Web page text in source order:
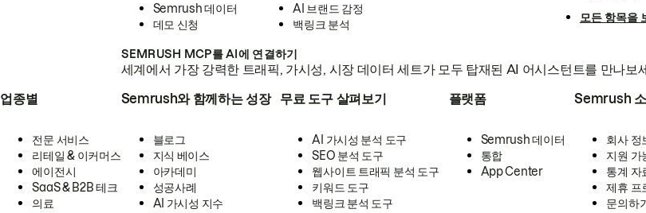
Semrush 데이터
데모 신청
AI 브랜드 감정
백링크 분석
모든 항목을
SEMRUSH MCP를 AI에 연결하기
세계에서 가장 강력한 트래픽, 가시성, 시장 데이터 세트가 모두 탑재된 AI 어시스턴트를 만나보
업종별
전문 서비스
리테일 & 이커머스
에이전시
SaaS & B2B 테크
의료
Semrush와 함께하는 성장
블로그
지식 베이스
아카데미
성공사례
AI 가시성 지수
무료 도구 살펴보기
AI 가시성 분석 도구
SEO 분석 도구
웹사이트 트래픽 분석 도구
키워드 도구
백링크 분석 도구
플랫폼
Semrush 데이터
통합
App Center
Semrush
회사 정
지원 가
통계 자
제휴 프
문의하